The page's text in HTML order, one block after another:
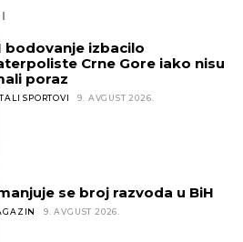
bodovanje izbacilo
Crne Gore iako nisu
poraz
SPORTOVI 9. AVGUST 2026.
se broj razvoda u BiH
9. AVGUST 2026.